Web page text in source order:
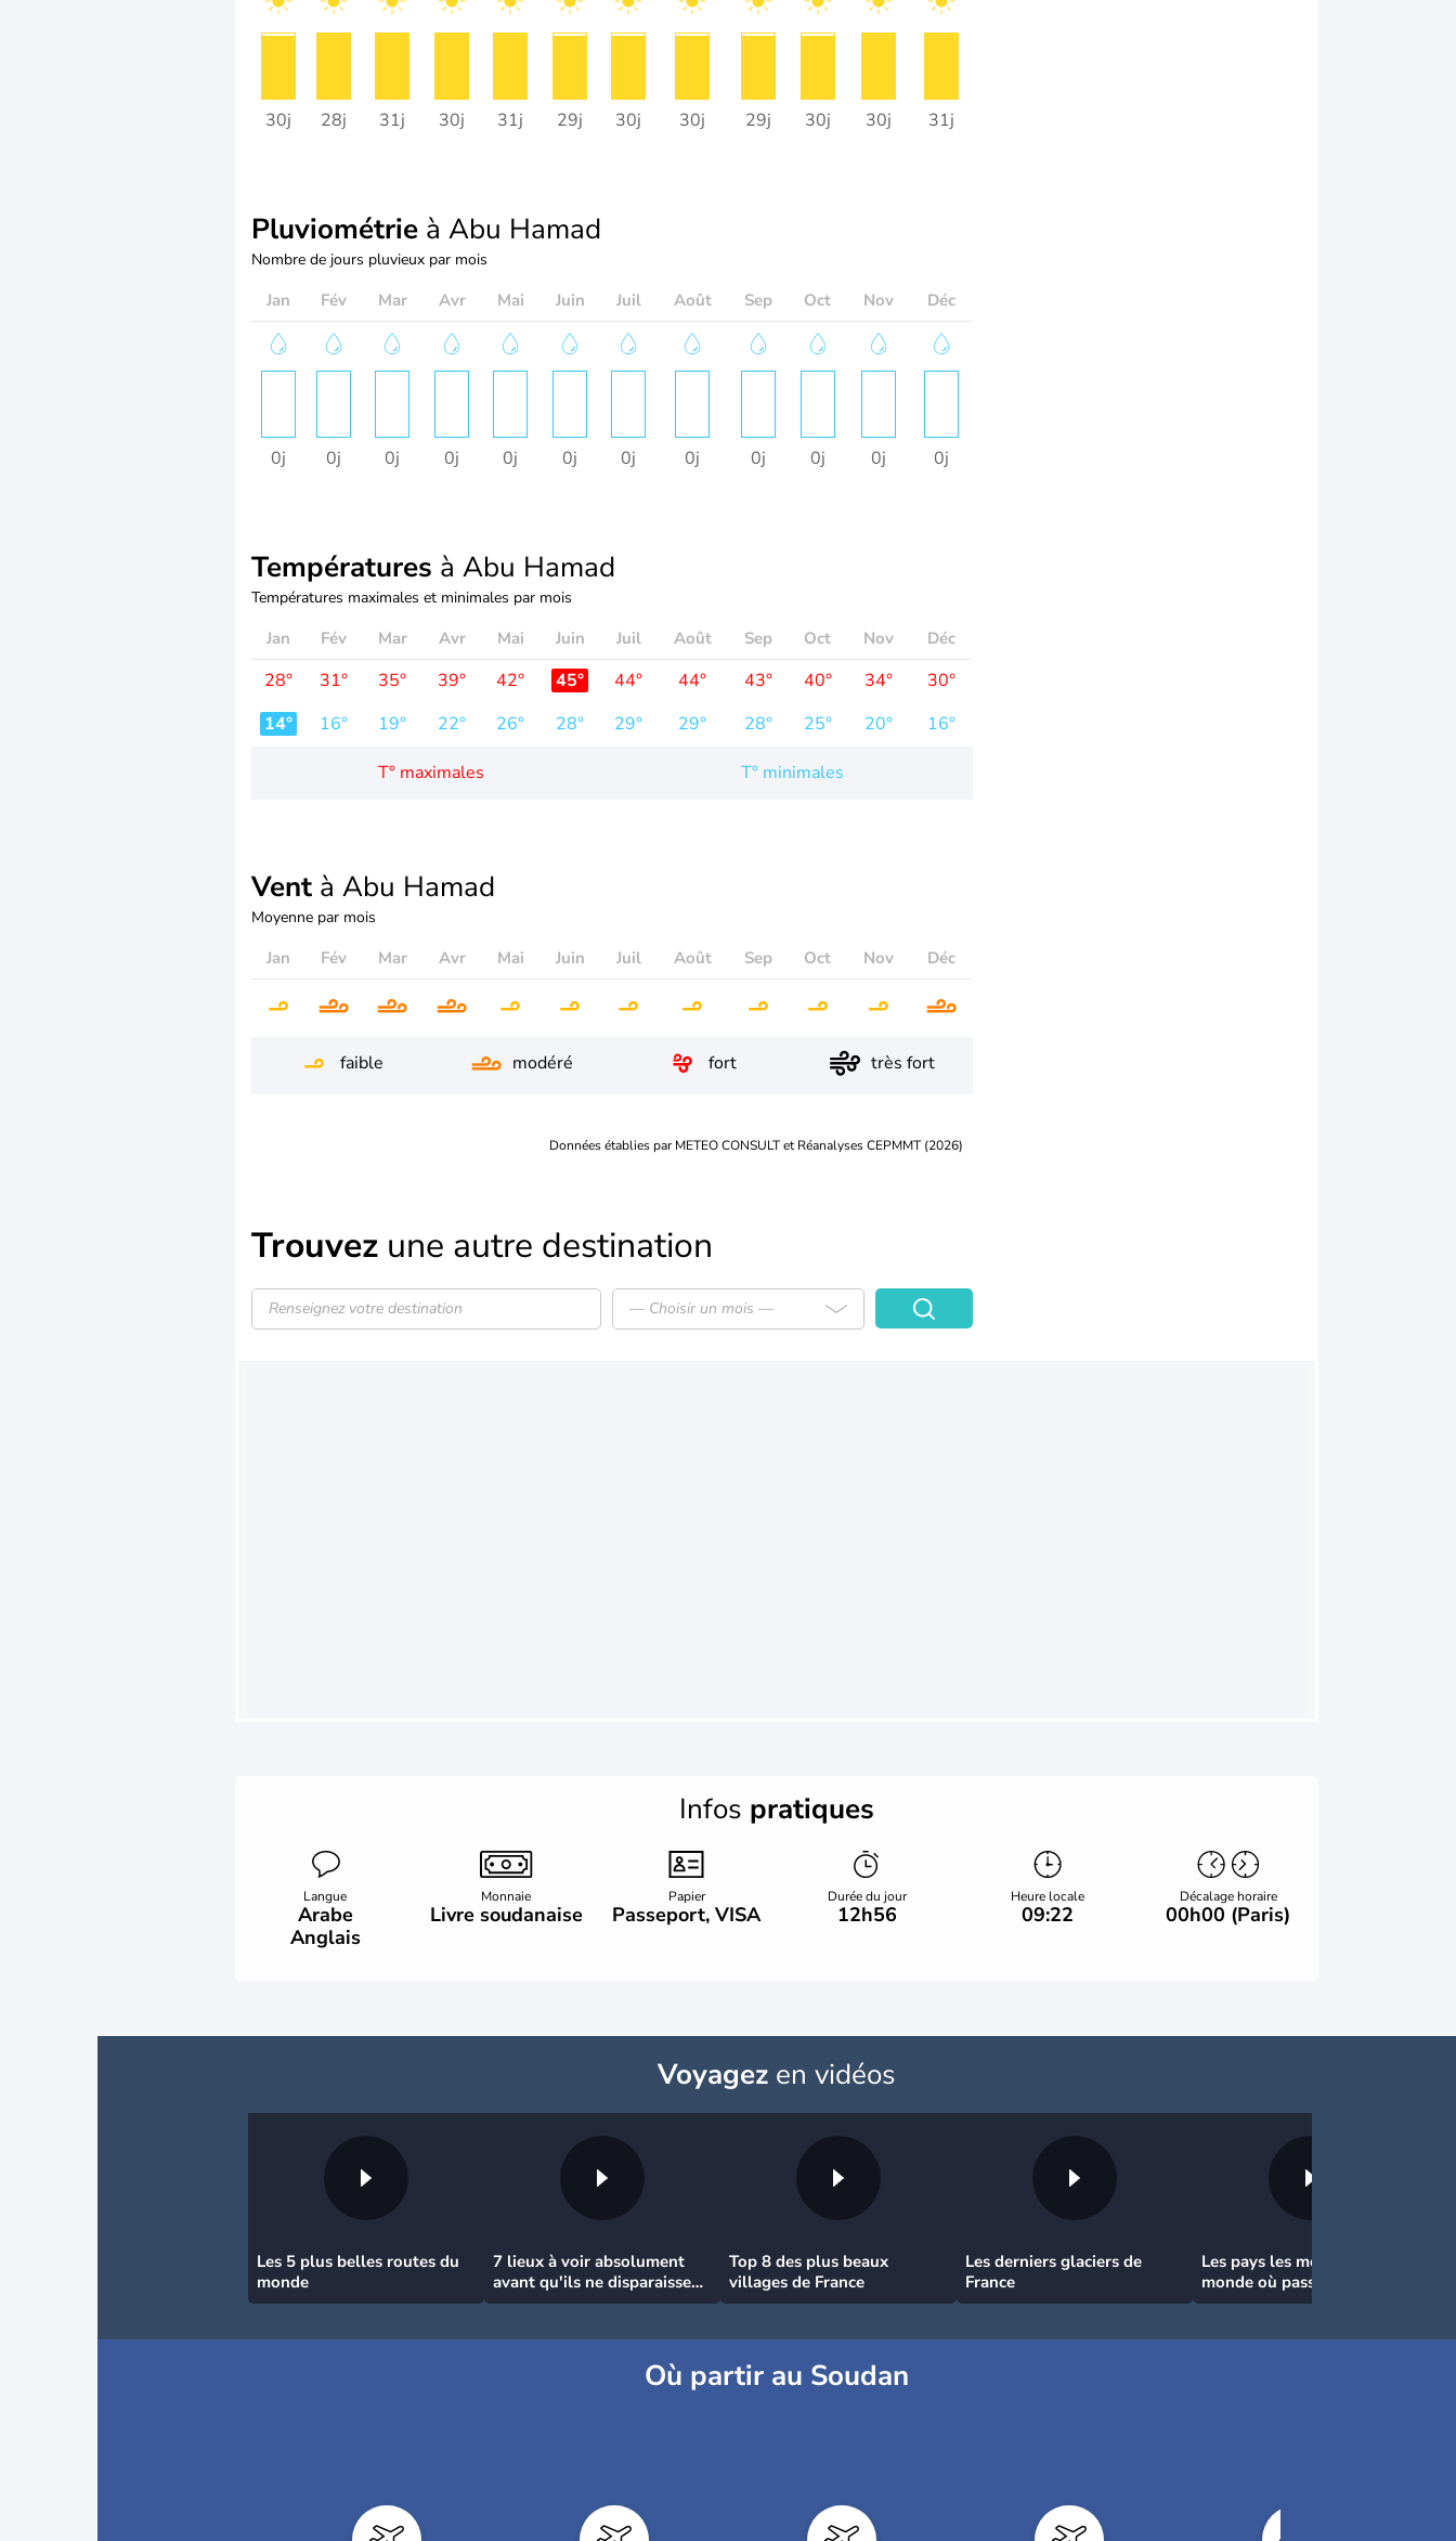
30j 28j 31j 30j 31j 29j 30j 30j 29j 30j 30j 31j
Pluviométrie à Abu Hamad
Nombre de jours pluvieux par mois
Jan Fév Mar Avr Mai Juin Juil Août Sep Oct Nov Déc
0j 0j 0j 0j 0j 0j 0j 0j 0j 0j 0j 0j
Températures à Abu Hamad
Températures maximales et minimales par mois
Jan Fév Mar Avr Mai Juin Juil Août Sep Oct Nov Déc
28° 31° 35° 39° 42° 45° 44° 44° 43° 40° 34°
30°
14°
16° 19° 22° 26° 28° 29° 29° 28° 25° 20° 16°
T° maximales T° minimales
Vent à Abu Hamad
Moyenne par mois
Jan Fév Mar Avr Mai Juin Juil Août Sep Oct Nov Déc
faible modéré fort très fort
Données établies par METEO CONSULT et Réanalyses CEPMMT (2026)
Trouvez une autre destination
— Choisir un mois —
Infos pratiques
Langue
Arabe
Anglais
Monnaie
Livre soudanaise
Papier
Passeport, VISA
Durée du jour
12h56
Heure locale
09:22
Décalage horaire
00h00 (Paris)
Voyagez en vidéos
Les 5 plus belles routes du
monde
7 lieux à voir absolument
avant qu'ils ne disparaissent
!
Top 8 des plus beaux
villages de France
Les derniers glaciers de
France
Les pays les moins chers du
monde où passer ses
vacances
Où partir au Soudan